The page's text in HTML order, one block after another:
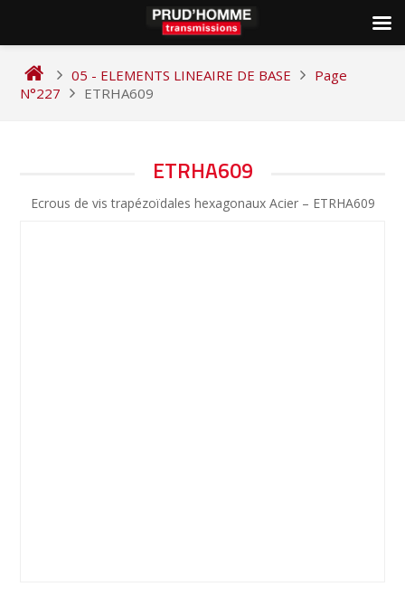
content
05 - ELEMENTS LINEAIRE DE BASE
Page
N°227
ETRHA609
ETRHA609
Ecrous de vis trapézoïdales hexagonaux Acier – ETRHA609
DE